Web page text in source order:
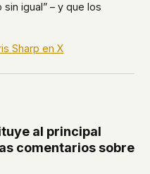
igual” – y que los
Sharp en X
al principal
comentarios sobre